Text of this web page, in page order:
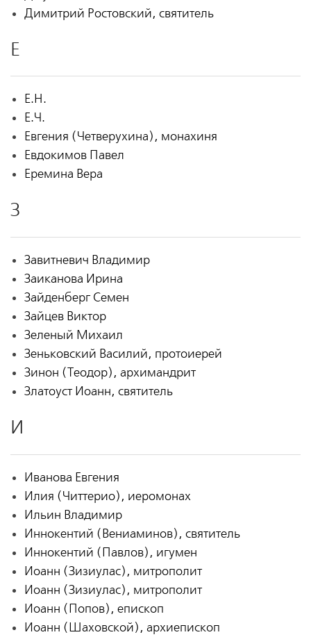
Димитрий Ростовский, святитель
Е
Е.Н.
Е.Ч.
Евгения (Четверухина), монахиня
Евдокимов Павел
Еремина Вера
З
Завитневич Владимир
Заиканова Ирина
Зайденберг Семен
Зайцев Виктор
Зеленый Михаил
Зеньковский Василий, протоиерей
Зинон (Теодор), архимандрит
Златоуст Иоанн, святитель
И
Иванова Евгения
Илия (Читтерио), иеромонах
Ильин Владимир
Иннокентий (Вениаминов), святитель
Иннокентий (Павлов), игумен
Иоанн (Зизиулас), митрополит
Иоанн (Зизиулас), митрополит
Иоанн (Попов), епископ
Иоанн (Шаховской), архиепископ